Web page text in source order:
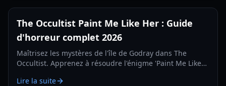
The Occultist Paint Me Like Her : Guide
d'horreur complet 2026
Maîtrisez les mystères de l'île de Godray dans The
Occultist. Apprenez à résoudre l'énigme 'Paint Me Like
Lire la suite